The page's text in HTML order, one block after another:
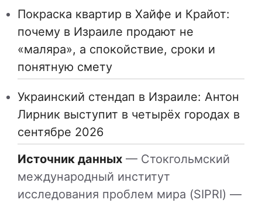
Покраска квартир в Хайфе и Крайот:
почему в Израиле продают не
«маляра», а спокойствие, сроки и
понятную смету
Украинский стендап в Израиле: Антон
Лирник выступит в четырёх городах в
сентябре 2026
Источник данных — Стокгольмский
международный институт
исследования проблем мира (SIPRI) —